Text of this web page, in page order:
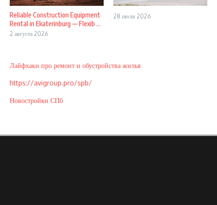
Reliable Construction Equipment
Rental in Ekaterinburg — Flexib ...
2 августа 2026
28 июля 2026
Лайфхаки про ремонт и обустройства жилья
https://avigroup.pro/spb/
Новостройки СПб